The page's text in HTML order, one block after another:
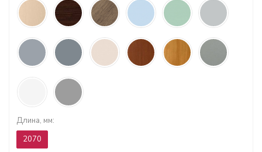
Длина, мм:
2070